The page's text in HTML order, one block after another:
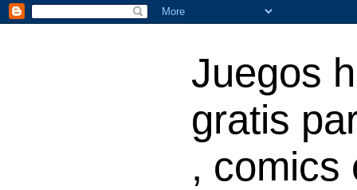
Juegos
gratis
, comics